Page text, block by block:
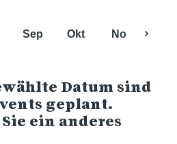
Sep Okt Nov
Datum sind
geplant.
ein anderes